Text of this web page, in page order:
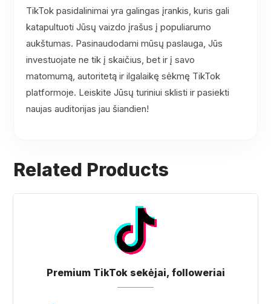
TikTok pasidalinimai yra galingas įrankis, kuris gali
katapultuoti Jūsų vaizdo įrašus į populiarumo
aukštumas. Pasinaudodami mūsų paslauga, Jūs
investuojate ne tik į skaičius, bet ir į savo
matomumą, autoritetą ir ilgalaikę sėkmę TikTok
platformoje. Leiskite Jūsų turiniui sklisti ir pasiekti
naujas auditorijas jau šiandien!
Related Products
Premium TikTok sekėjai, followeriai